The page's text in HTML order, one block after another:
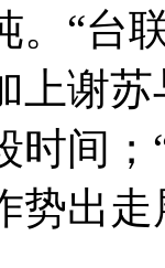
。“台
上谢
时间
势出